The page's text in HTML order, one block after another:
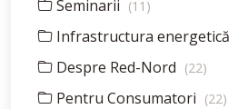
Seminarii (11)
Infrastructura energetică
Despre Red-Nord (22)
Pentru Consumatori (22)